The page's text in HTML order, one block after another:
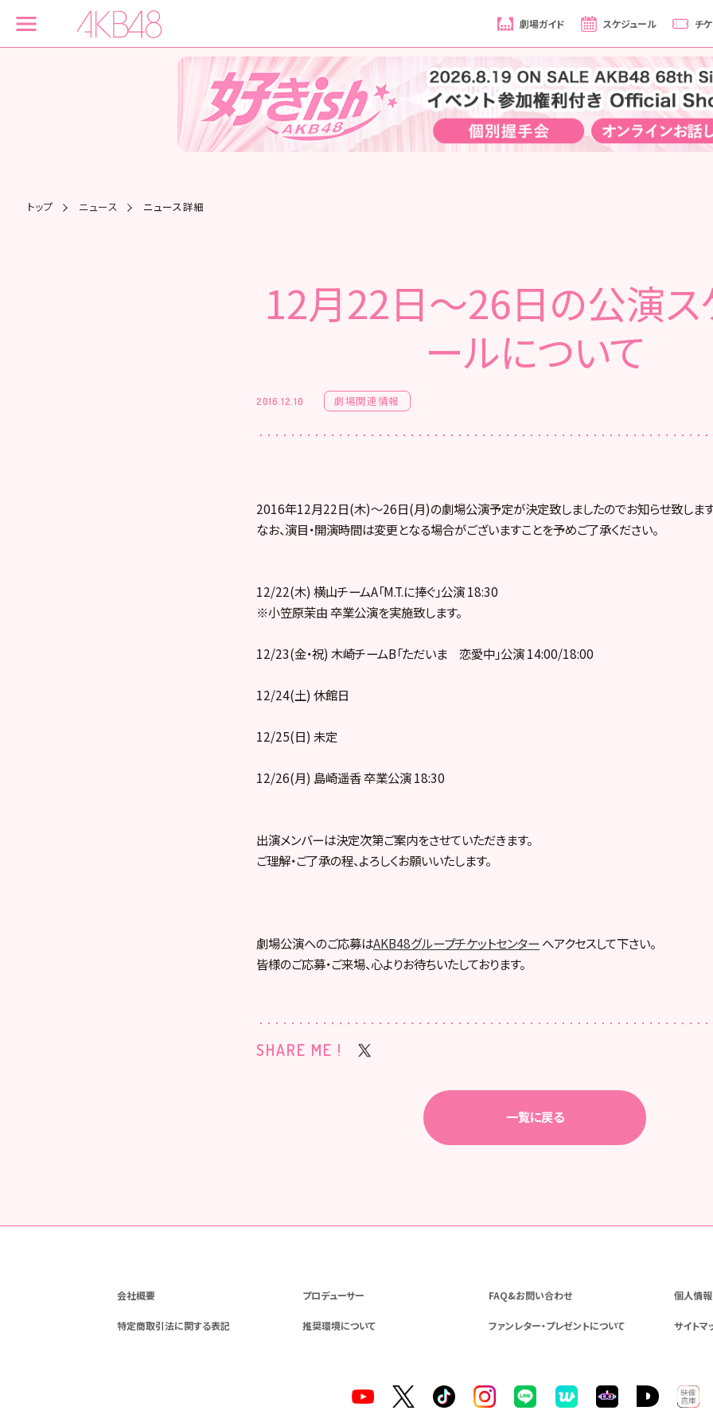
劇場ガイド スケジュール チ
トップ ニュース ニュース詳細
12月22日～26日の公演ス
ールについて
2016.12.10 劇場関連情報
2016年12月22日(木)～26日(月)の劇場公演予定が決定致しましたのでお知らせ致します
なお、演目・開演時間は変更となる場合がございますことを予めご了承ください。
12/22(木) 横山チームA「M.T.に捧ぐ」公演 18:30
※小笠原茉由 卒業公演を実施致します。
12/23(金・祝) 木崎チームB「ただいま 恋愛中」公演 14:00/18:00
12/24(土) 休館日
12/25(日) 未定
12/26(月) 島崎遥香 卒業公演 18:30
出演メンバーは決定次第ご案内をさせていただきます。
ご理解・ご了承の程、よろしくお願いいたします。
劇場公演へのご応募はAKB48グループチケットセンター へアクセスして下さい。
皆様のご応募・ご来場、心よりお待ちいたしております。
SHARE ME !
一覧に戻る
会社概要 プロデューサー FAQ&お問い合わせ 個人情
特定商取引法に関する表記 推奨環境について ファンレター・プレゼントについて サイトマ